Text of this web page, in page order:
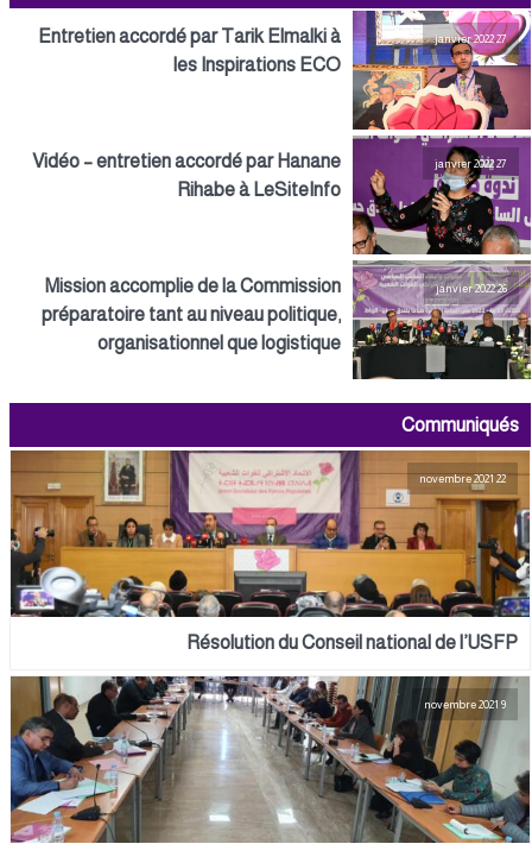
27 janvier 2022
Entretien accordé par Tarik Elmalki à
les Inspirations ECO
27 janvier 2022
Vidéo – entretien accordé par Hanane
Rihabe à LeSiteInfo
26 janvier 2022
Mission accomplie de la Commission
préparatoire tant au niveau politique,
organisationnel que logistique
Communiqués
22 novembre 2021
Résolution du Conseil national de l’USFP